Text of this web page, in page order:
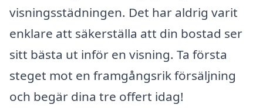
visningsstädningen. Det har aldrig varit
enklare att säkerställa att din bostad ser
sitt bästa ut inför en visning. Ta första
steget mot en framgångsrik försäljning
och begär dina tre offert idag!